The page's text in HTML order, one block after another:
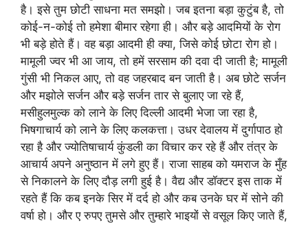
है। इसे तुम छोटी साधना मत समझो। जब इतना बड़ा कुटुंब है, तो
कोई-न-कोई तो हमेशा बीमार रहेगा ही। और बड़े आदमियों के रोग
भी बड़े होते हैं। वह बड़ा आदमी ही क्या, जिसे कोई छोटा रोग हो।
मामूली ज्वर भी आ जाय, तो हमें सरसाम की दवा दी जाती है; मामूली
गुंसी भी निकल आए, तो वह जहरबाद बन जाती है। अब छोटे सर्जन
और मझोले सर्जन और बड़े सर्जन तार से बुलाए जा रहे हैं,
मसीहुलमुल्क को लाने के लिए दिल्ली आदमी भेजा जा रहा है,
भिषगाचार्य को लाने के लिए कलकत्ता। उधर देवालय में दुर्गापाठ हो
रहा है और ज्योतिषाचार्य कुंडली का विचार कर रहे हैं और तंत्र के
आचार्य अपने अनुष्ठान में लगे हुए हैं। राजा साहब को यमराज के मुँह
से निकालने के लिए दौड़ लगी हुई है। वैद्य और डॉक्टर इस ताक में
रहते हैं कि कब इनके सिर में दर्द हो और कब उनके घर में सोने की
वर्षा हो। और ए रुपए तुमसे और तुम्हारे भाइयों से वसूल किए जाते हैं,